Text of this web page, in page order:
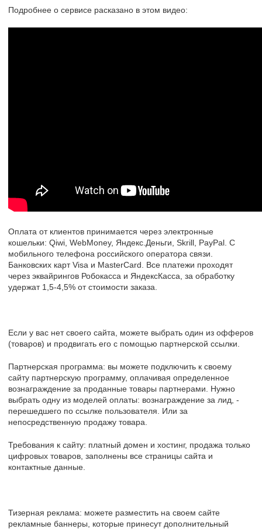
Подробнее о сервисе расказано в этом видео:
Оплата от клиентов принимается через электронные
кошельки: Qiwi, WebMoney, Яндекс.Деньги, Skrill, PayPal. С
мобильного телефона российского оператора связи.
Банковских карт Visa и MasterCard. Все платежи проходят
через эквайрингов Робокасса и ЯндексКасса, за обработку
удержат 1,5-4,5% от стоимости заказа.
Если у вас нет своего сайта, можете выбрать один из офферов
(товаров) и продвигать его с помощью партнерской ссылки.
Партнерская программа: вы можете подключить к своему
сайту партнерскую программу, оплачивая определенное
вознаграждение за проданные товары партнерами. Нужно
выбрать одну из моделей оплаты: вознаграждение за лид, -
перешедшего по ссылке пользователя. Или за
непосредственную продажу товара.
Требования к сайту: платный домен и хостинг, продажа только
цифровых товаров, заполнены все страницы сайта и
контактные данные.
Тизерная реклама: можете разместить на своем сайте
рекламные баннеры, которые принесут дополнительный